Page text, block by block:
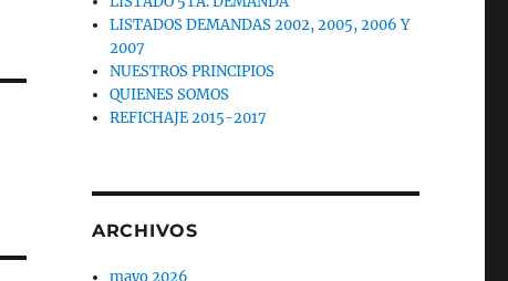
LISTADOS DEMANDAS 2002, 2005, 2006 Y
2007
NUESTROS PRINCIPIOS
QUIENES SOMOS
REFICHAJE 2015-2017
ARCHIVOS
mayo 2026